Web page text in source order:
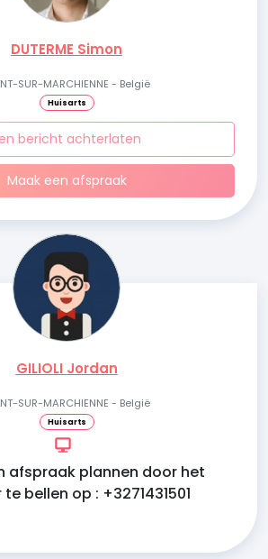
DUTERME Simon
SUR-MARCHIENNE - België
Huisarts
bericht achterlaten
Maak een afspraak
GILIOLI Jordan
SUR-MARCHIENNE - België
Huisarts
afspraak plannen door het
bellen op : +3271431501